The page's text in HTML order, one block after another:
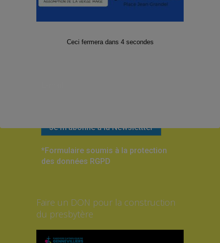
Facebook TwitterInstagram
Abonnez-vous à notre Lettre
*Formulaire soumis à la protection
des données RGPD
Faire un DON pour la construction
du presbytère
Ceci fermera dans 4secondes